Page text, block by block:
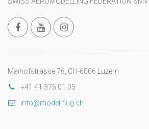
Maihofstrasse 76, CH-6006 Luzern
+41 41 375 01 05
info@modellflug.ch